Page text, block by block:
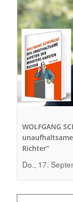
WOLFGANG
Richter“
Do., 17.